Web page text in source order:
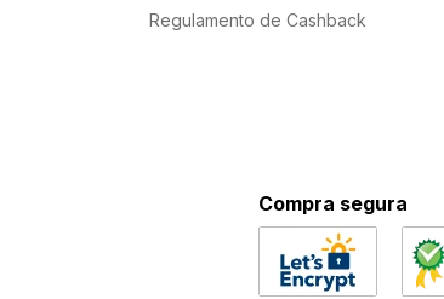
Regulamento de Cashback
Compra segura